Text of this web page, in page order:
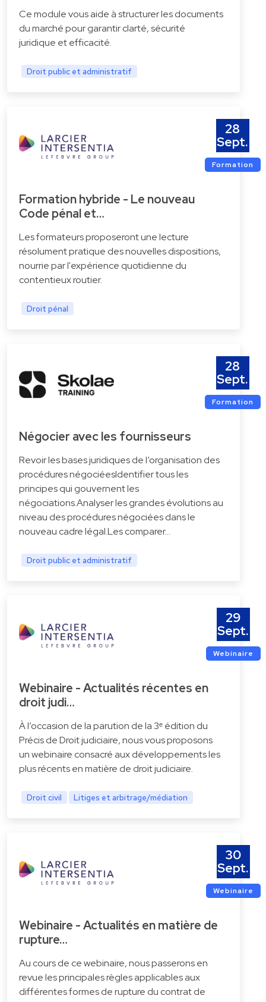
Ce module vous aide à structurer les documents
du marché pour garantir clarté, sécurité
juridique et efficacité.
Droit public et administratif
28
Sept.
Formation
Formation hybride - Le nouveau
Code pénal et…
Les formateurs proposeront une lecture
résolument pratique des nouvelles dispositions,
nourrie par l'expérience quotidienne du
contentieux routier.
Droit pénal
28
Sept.
Formation
Négocier avec les fournisseurs
Revoir les bases juridiques de l’organisation des
procédures négociéesIdentifier tous les
principes qui gouvernent les
négociations.Analyser les grandes évolutions au
niveau des procédures négociées dans le
nouveau cadre légal.Les comparer…
Droit public et administratif
29
Sept.
Webinaire
Webinaire - Actualités récentes en
droit judi…
À l’occasion de la parution de la 3ᵉ édition du
Précis de Droit judiciaire, nous vous proposons
un webinaire consacré aux développements les
plus récents en matière de droit judiciaire.
Droit civil Litiges et arbitrage/médiation
30
Sept.
Webinaire
Webinaire - Actualités en matière de
rupture…
Au cours de ce webinaire, nous passerons en
revue les principales règles applicables aux
différentes formes de rupture du contrat de